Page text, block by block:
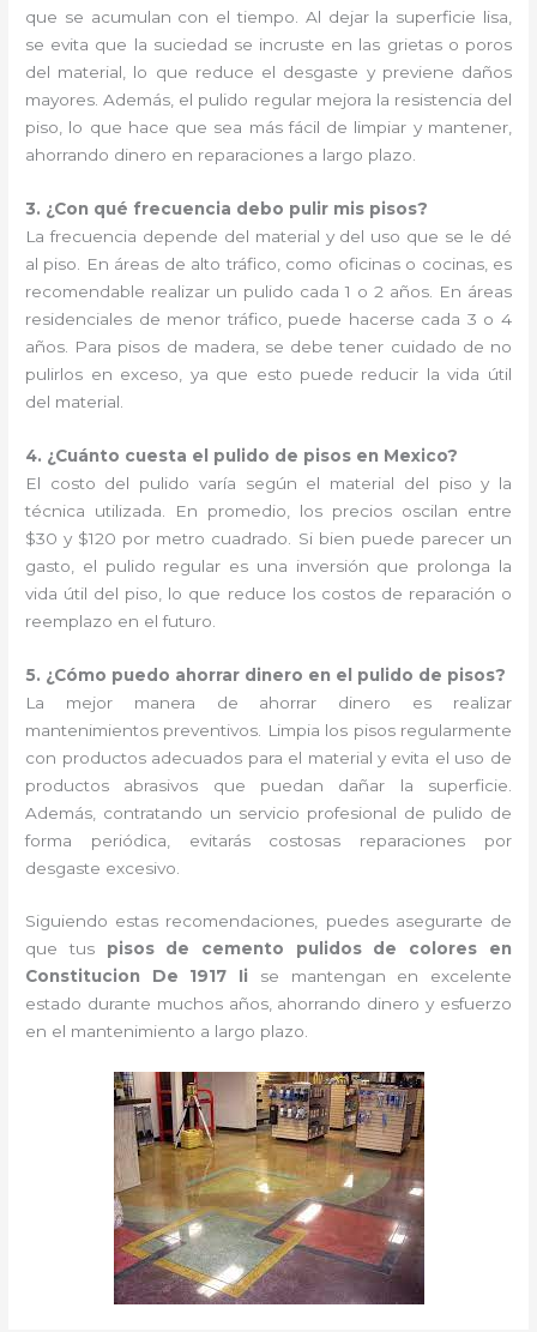
que se acumulan con el tiempo. Al dejar la superficie lisa,
se evita que la suciedad se incruste en las grietas o poros
del material, lo que reduce el desgaste y previene daños
mayores. Además, el pulido regular mejora la resistencia del
piso, lo que hace que sea más fácil de limpiar y mantener,
ahorrando dinero en reparaciones a largo plazo.
3. ¿Con qué frecuencia debo pulir mis pisos?
La frecuencia depende del material y del uso que se le dé
al piso. En áreas de alto tráfico, como oficinas o cocinas, es
recomendable realizar un pulido cada 1 o 2 años. En áreas
residenciales de menor tráfico, puede hacerse cada 3 o 4
años. Para pisos de madera, se debe tener cuidado de no
pulirlos en exceso, ya que esto puede reducir la vida útil
del material.
4. ¿Cuánto cuesta el pulido de pisos en Mexico?
El costo del pulido varía según el material del piso y la
técnica utilizada. En promedio, los precios oscilan entre
$30 y $120 por metro cuadrado. Si bien puede parecer un
gasto, el pulido regular es una inversión que prolonga la
vida útil del piso, lo que reduce los costos de reparación o
reemplazo en el futuro.
5. ¿Cómo puedo ahorrar dinero en el pulido de pisos?
La mejor manera de ahorrar dinero es realizar
mantenimientos preventivos. Limpia los pisos regularmente
con productos adecuados para el material y evita el uso de
productos abrasivos que puedan dañar la superficie.
Además, contratando un servicio profesional de pulido de
forma periódica, evitarás costosas reparaciones por
desgaste excesivo.
Siguiendo estas recomendaciones, puedes asegurarte de
que tus pisos de cemento pulidos de colores en
Constitucion De 1917 Ii se mantengan en excelente
estado durante muchos años, ahorrando dinero y esfuerzo
en el mantenimiento a largo plazo.